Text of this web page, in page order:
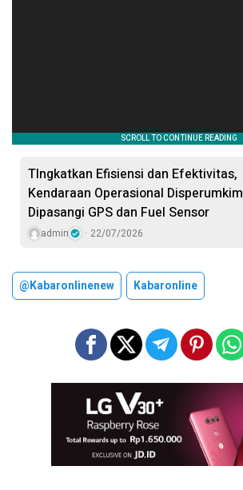
TIngkatkan Efisiensi dan Efektivitas,
Kendaraan Operasional Disperumkim
Dipasangi GPS dan Fuel Sensor
admin 22/07/2026
@kabaronlinenew Kabaronline